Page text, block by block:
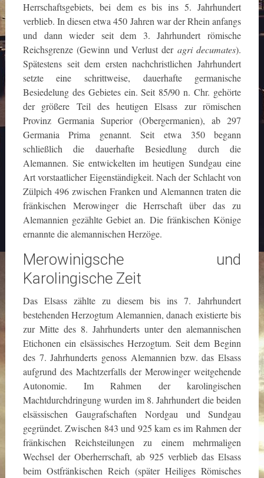
Herrschaftsgebiets, bei dem es bis ins 5. Jahrhundert
verblieb. In diesen etwa 450 Jahren war der Rhein anfangs
und dann wieder seit dem 3. Jahrhundert römische
Reichsgrenze (Gewinn und Verlust der agri decumates).
Spätestens seit dem ersten nachchristlichen Jahrhundert
setzte eine schrittweise, dauerhafte germanische
Besiedelung des Gebietes ein. Seit 85/90 n. Chr. gehörte
der größere Teil des heutigen Elsass zur römischen
Provinz Germania Superior (Obergermanien), ab 297
Germania Prima genannt. Seit etwa 350 begann
schließlich die dauerhafte Besiedlung durch die
Alemannen. Sie entwickelten im heutigen Sundgau eine
Art vorstaatlicher Eigenständigkeit. Nach der Schlacht von
Zülpich 496 zwischen Franken und Alemannen traten die
fränkischen Merowinger die Herrschaft über das zu
Alemannien gezählte Gebiet an. Die fränkischen Könige
ernannte die alemannischen Herzöge.
Merowinigsche und
Karolingische Zeit
Das Elsass zählte zu diesem bis ins 7. Jahrhundert
bestehenden Herzogtum Alemannien, danach existierte bis
zur Mitte des 8. Jahrhunderts unter den alemannischen
Etichonen ein elsässisches Herzogtum. Seit dem Beginn
des 7. Jahrhunderts genoss Alemannien bzw. das Elsass
aufgrund des Machtzerfalls der Merowinger weitgehende
Autonomie. Im Rahmen der karolingischen
Machtdurchdringung wurden im 8. Jahrhundert die beiden
elsässischen Gaugrafschaften Nordgau und Sundgau
gegründet. Zwischen 843 und 925 kam es im Rahmen der
fränkischen Reichsteilungen zu einem mehrmaligen
Wechsel der Oberherrschaft, ab 925 verblieb das Elsass
beim Ostfränkischen Reich (später Heiliges Römisches